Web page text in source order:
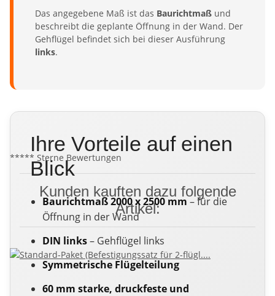
Das angegebene Maß ist das Baurichtmaß und
beschreibt die geplante Öffnung in der Wand. Der
Gehflügel befindet sich bei dieser Ausführung
links.
Ihre Vorteile auf einen
Blick
Baurichtmaß 2000 x 2500 mm – für die
Öffnung in der Wand
DIN links– Gehflügel links
Symmetrische Flügelteilung
60 mm starke, druckfeste und
***** Sterne Bewertungen
Kunden kauften dazu folgende
Artikel: